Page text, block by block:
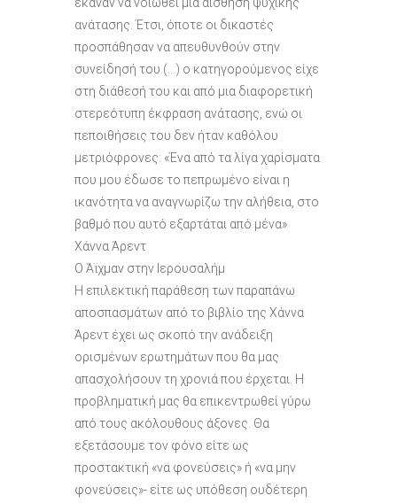
ανάτασης. Έτσι, όποτε οι δικαστές
προσπάθησαν να απευθυνθούν στην
συνείδησή του (…) ο κατηγορούμενος είχε
στη διάθεσή του και από μια διαφορετική
στερεότυπη έκφραση ανάτασης, ενώ οι
πεποιθήσεις του δεν ήταν καθόλου
μετριόφρονες: «Ένα από τα λίγα χαρίσματα
που μου έδωσε το πεπρωμένο είναι η
ικανότητα να αναγνωρίζω την αλήθεια, στο
βαθμό που αυτό εξαρτάται από μένα»
Χάννα Άρεντ
Ο Άϊχμαν στην Ιερουσαλήμ
Η επιλεκτική παράθεση των παραπάνω
αποσπασμάτων από το βιβλίο της Χάννα
Άρεντ έχει ως σκοπό την ανάδειξη
ορισμένων ερωτημάτων που θα μας
απασχολήσουν τη χρονιά που έρχεται. Η
προβληματική μας θα επικεντρωθεί γύρω
από τους ακόλουθους άξονες. Θα
εξετάσουμε τον φόνο είτε ως
προστακτική «να φονεύσεις» ή «να μην
φονεύσεις»- είτε ως υπόθεση ουδέτερη